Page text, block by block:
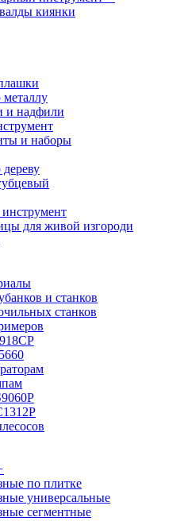
киянки
и надфили
и наборы
для живой изгороди
и станков
станков
по плитке
универсальные
сегментные